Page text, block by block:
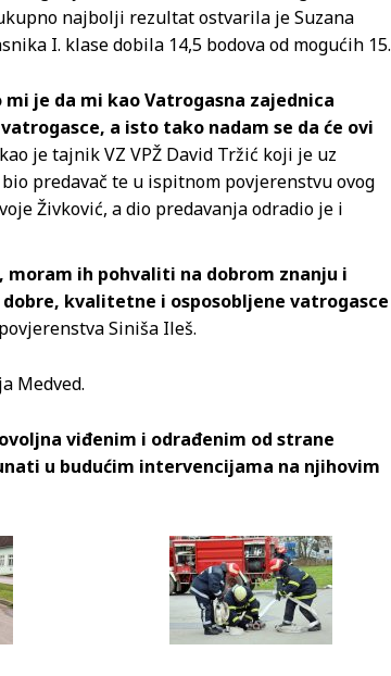
najbolji rezultat ostvarila je Suzana
I. klase dobila 14,5 bodova od mogućih 15.
je da mi kao Vatrogasna zajednica
a isto tako nadam se da će ovi
je tajnik VZ VPŽ David Tržić koji je uz
predavač te u ispitnom povjerenstvu ovog
Živković, a dio predavanja odradio je i
moram ih pohvaliti na dobrom znanju i
kvalitetne i osposobljene vatrogasce
Siniša Ileš.
Medved.
viđenim i odrađenim od strane
u budućim intervencijama na njihovim